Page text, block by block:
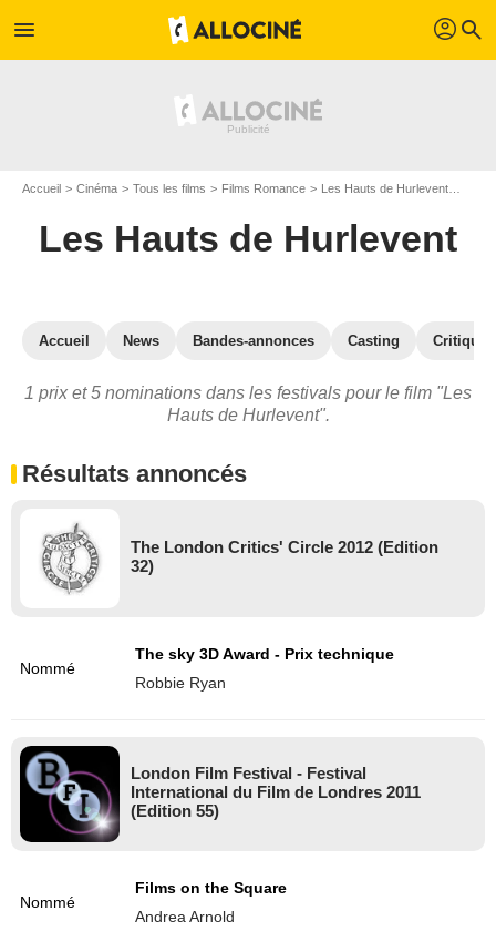
menu profil search
Accueil Cinéma Tous les films Films Romance Les Hauts de Hurlevent
Les Hauts de Hurlevent
Accueil News Bandes-annonces Casting
1 prix et 5 nominations dans les festivals pour le film "Les
Hauts de Hurlevent".
Résultats annoncés
The London Critics' Circle 2012 (Edition
32)
Nommé
The sky 3D Award - Prix technique
Robbie Ryan
London Film Festival - Festival
International du Film de Londres 2011
(Edition 55)
Nommé
Films on the Square
Andrea Arnold